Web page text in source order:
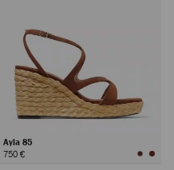
Ayla 85
750 €